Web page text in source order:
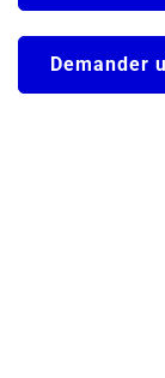
Demander